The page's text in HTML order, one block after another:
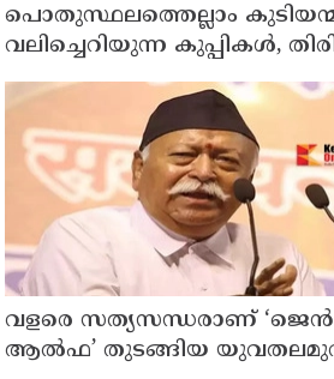
പൊതുസ്ഥലത്തെല്ലാം
വലിച്ചെറിയുന്ന കുപ്പികള്‍,
വാങ്ങുന്നത്
ഇരട്ടിക്കും, കോടികളുടെ
നിര്‍ത്തിയത് എന്തിന്?
തലതിരിഞ്ഞ തീരുമാനമോ?
വളരെ സത്യസന്ധരാണ് ‘ജെൻ
ആൽഫ’ തുടങ്ങിയ